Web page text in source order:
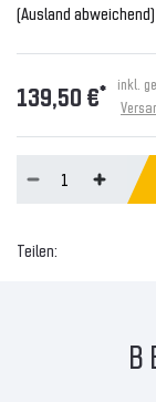
(Ausland abweichend)
139,50 €* inkl.
Teilen: